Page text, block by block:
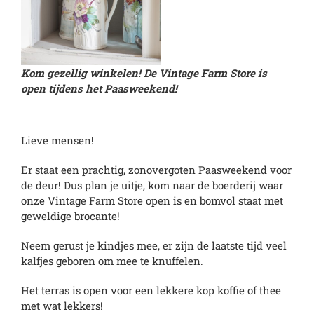
Kom gezellig winkelen! De Vintage Farm Store is
open tijdens het Paasweekend!
Lieve mensen!
Er staat een prachtig, zonovergoten Paasweekend voor
de deur! Dus plan je uitje, kom naar de boerderij waar
onze Vintage Farm Store open is en bomvol staat met
geweldige brocante!
Neem gerust je kindjes mee, er zijn de laatste tijd veel
kalfjes geboren om mee te knuffelen.
Het terras is open voor een lekkere kop koffie of thee
met wat lekkers!